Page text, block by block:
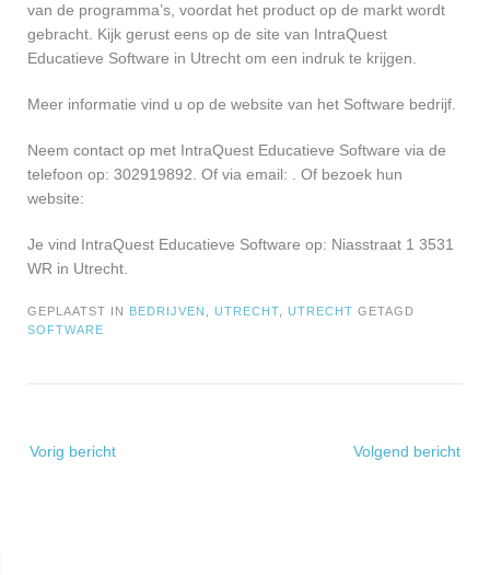
van de programma’s, voordat het product op de markt wordt
gebracht. Kijk gerust eens op de site van IntraQuest
Educatieve Software in Utrecht om een indruk te krijgen.
Meer informatie vind u op de website van het Software bedrijf.
Neem contact op met IntraQuest Educatieve Software via de
telefoon op: 302919892. Of via email:
. Of bezoek hun
website:
Je vind IntraQuest Educatieve Software op: Niasstraat 1 3531
WR in Utrecht.
GEPLAATST IN BEDRIJVEN UTRECHT UTRECHT GETAGD
SOFTWARE
navigatie
Vorig bericht Volgend bericht